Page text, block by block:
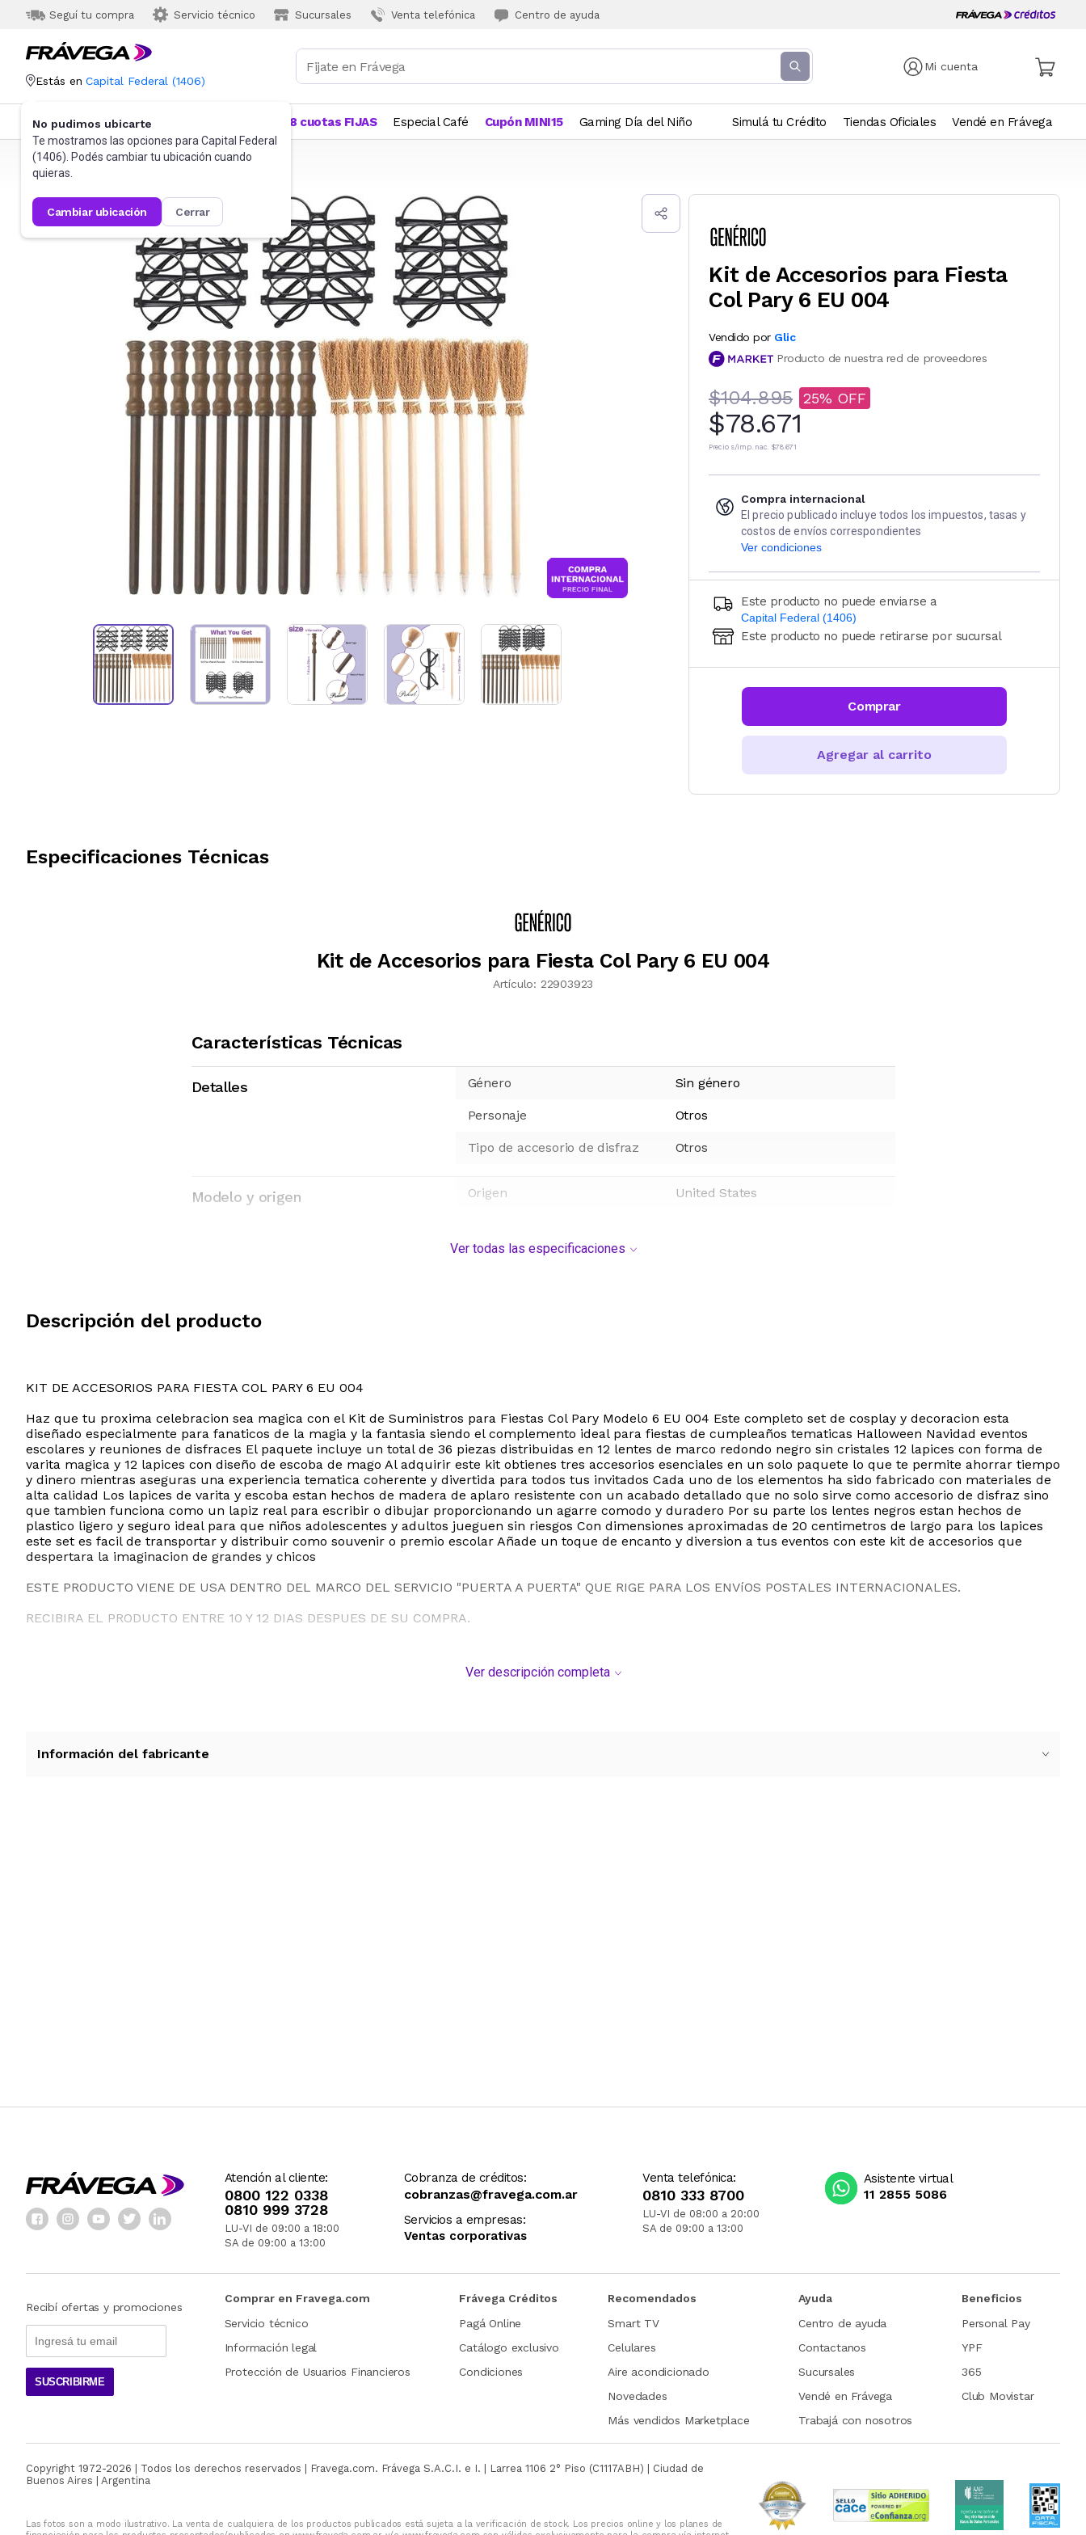
Seguí tu compra Servicio técnico Sucursales Venta telefónica Centro de ayuda
Mi cuenta
Estás en Capital Federal (1406)
No pudimos ubicarte
Te mostramos las opciones para Capital Federal
(1406). Podés cambiar tu ubicación cuando
quieras.
cambiar ubicación cerrar
Categorías Más Vendidos 18 cuotas FIJAS Especial Café Cupón MINI15 Gaming Día del Niño Simulá tu Crédito Tiendas Oficiales Vendé en Frávega
Frávega Juguetes y Juegos
Kit de Accesorios para Fiesta
Col Pary 6 EU 004
Vendido por Glic
Producto de nuestra red de proveedores
$104.895 25
$78.671
Precio s/imp. nac. $78.671
Compra internacional
El precio publicado incluye todos los impuestos, tasas y
costos de envíos correspondientes
Ver condiciones
Este producto no puede enviarse a
Capital Federal (1406)
Ingresá código postal (sólo números)
CALCULAR
Este producto no puede retirarse por sucursal
Comprar
Agregar al carrito
Especificaciones Técnicas
Kit de Accesorios para Fiesta Col Pary 6 EU 004
Artículo: 22903923
Características Técnicas
Detalles Género Sin género
Personaje Otros
Tipo de accesorio de disfraz Otros
Modelo y origen Origen United States
Ver todas las especificaciones
Descripción del producto
KIT DE ACCESORIOS PARA FIESTA COL PARY 6 EU 004
Haz que tu proxima celebracion sea magica con el Kit de Suministros para Fiestas Col Pary Modelo 6 EU 004 Este completo set de cosplay y decoracion esta
diseñado especialmente para fanaticos de la magia y la fantasia siendo el complemento ideal para fiestas de cumpleaños tematicas Halloween Navidad eventos
escolares y reuniones de disfraces El paquete incluye un total de 36 piezas distribuidas en 12 lentes de marco redondo negro sin cristales 12 lapices con forma de
varita magica y 12 lapices con diseño de escoba de mago Al adquirir este kit obtienes tres accesorios esenciales en un solo paquete lo que te permite ahorrar tiempo
y dinero mientras aseguras una experiencia tematica coherente y divertida para todos tus invitados Cada uno de los elementos ha sido fabricado con materiales de
alta calidad Los lapices de varita y escoba estan hechos de madera de aplaro resistente con un acabado detallado que no solo sirve como accesorio de disfraz sino
que tambien funciona como un lapiz real para escribir o dibujar proporcionando un agarre comodo y duradero Por su parte los lentes negros estan hechos de
plastico ligero y seguro ideal para que niños adolescentes y adultos jueguen sin riesgos Con dimensiones aproximadas de 20 centimetros de largo para los lapices
este set es facil de transportar y distribuir como souvenir o premio escolar Añade un toque de encanto y diversion a tus eventos con este kit de accesorios que
despertara la imaginacion de grandes y chicos
ESTE PRODUCTO VIENE DE USA DENTRO DEL MARCO DEL SERVICIO "PUERTA A PUERTA" QUE RIGE PARA LOS ENVíOS POSTALES INTERNACIONALES.
RECIBIRA EL PRODUCTO ENTRE 10 Y 12 DIAS DESPUES DE SU COMPRA.
Ver descripción completa
Información del fabricante
Atención al cliente:
0800 122 0338
0810 999 3728
LU-VI de 09:00 a 18:00
SA de 09:00 a 13:00
Cobranza de créditos:
cobranzas@fravega.com.ar
Servicios a empresas:
Ventas corporativas
Venta telefónica:
0810 333 8700
LU-VI de 08:00 a 20:00
SA de 09:00 a 13:00
Asistente virtual
11 2855 5086
Recibí ofertas y promociones
SUSCRIBIRME
Comprar en Fravega.com
Servicio técnico
Información legal
Protección de Usuarios Financieros
Frávega Créditos
Pagá Online
Catálogo exclusivo
Condiciones
Recomendados
Smart TV
Celulares
Aire acondicionado
Novedades
Más vendidos Marketplace
Ayuda
Centro de ayuda
Contactanos
Sucursales
Vendé en Frávega
Trabajá con nosotros
Beneficios
Personal Pay
YPF
365
Club Movistar
Copyright 1972-2026 | Todos los derechos reservados | Fravega.com. Frávega S.A.C.I. e I. | Larrea 1106 2° Piso (C1117ABH) | Ciudad de
Buenos Aires | Argentina
Las fotos son a modo ilustrativo. La venta de cualquiera de los productos publicados está sujeta a la verificación de stock. Los precios online y los planes de